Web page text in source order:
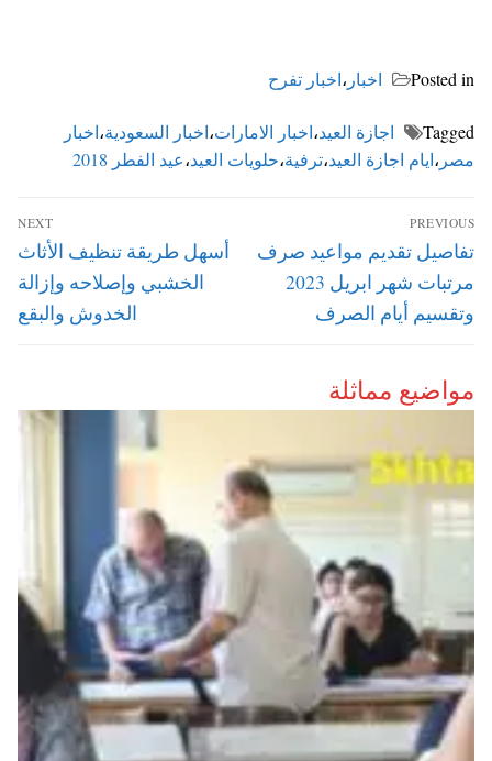
Posted in اخبار ،اخبار تفرح
Tagged اجازة العيد،اخبار الامارات،اخبار السعودية،اخبار
مصر ،ايام اجازة العيد،ترفية،حلويات العيد،عيد الفطر 2018
تصفّح
المقالات
PREVIOUS
Previous
post:
تفاصيل تقديم مواعيد صرف
مرتبات شهر ابريل 2023
وتقسيم أيام الصرف
NEXT
Next
post:
أسهل طريقة تنظيف الأثاث
الخشبي وإصلاحه وإزالة
الخدوش والبقع
مواضيع مماثلة